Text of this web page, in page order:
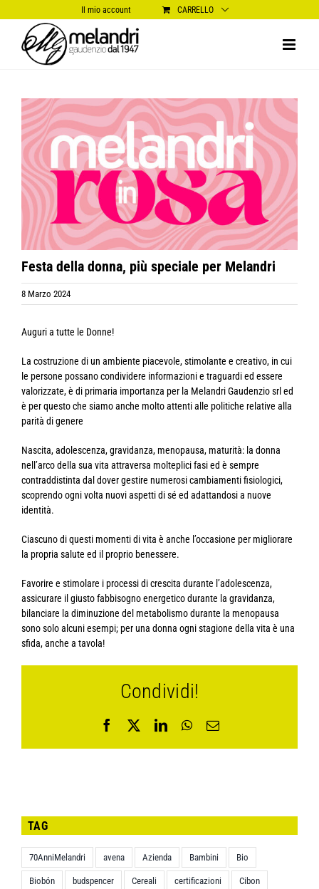
al
contenuto
Il mio account CARRELLO
Ingrandisci
immagine
Festa della donna, più speciale per Melandri
8 Marzo 2024
Auguri a tutte le Donne!
La costruzione di un ambiente piacevole, stimolante e creativo, in cui
le persone possano condividere informazioni e traguardi ed essere
valorizzate, è di primaria importanza per la Melandri Gaudenzio srl ed
è per questo che siamo anche molto attenti alle politiche relative alla
parità di genere
Nascita, adolescenza, gravidanza, menopausa, maturità: la donna
nell’arco della sua vita attraversa molteplici fasi ed è sempre
contraddistinta dal dover gestire numerosi cambiamenti fisiologici,
scoprendo ogni volta nuovi aspetti di sé ed adattandosi a nuove
identità.
Ciascuno di questi momenti di vita è anche l’occasione per migliorare
la propria salute ed il proprio benessere.
Favorire e stimolare i processi di crescita durante l’adolescenza,
assicurare il giusto fabbisogno energetico durante la gravidanza,
bilanciare la diminuzione del metabolismo durante la menopausa
sono solo alcuni esempi; per una donna ogni stagione della vita è una
sfida, anche a tavola!
Condividi!
Facebook LinkedInWhatsApp
Email
TAG
70AnniMelandri avena Azienda Bambini Bio
Biobón budspencer Cereali certificazioni Cibon